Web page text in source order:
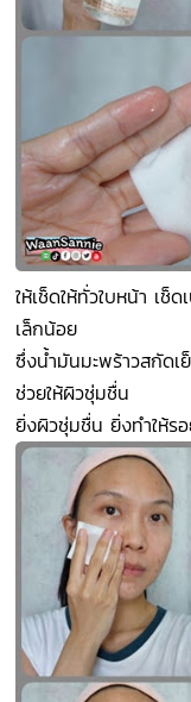
ให้เช็ดให้ทั่วใบหน้า เช็
เล็กน้อย
ซึ่งน้ำมันมะพร้าวสกัดเ
ช่วยให้ผิวชุ่มชื่น
ยิ่งผิวชุ่มชื่น ยิ่งทำให้ร